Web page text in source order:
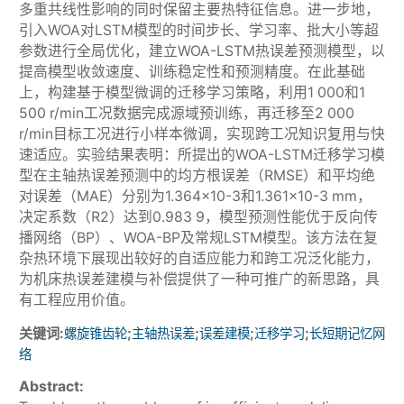
多重共线性影响的同时保留主要热特征信息。进一步地，
引入WOA对LSTM模型的时间步长、学习率、批大小等超
参数进行全局优化，建立WOA-LSTM热误差预测模型，以
提高模型收敛速度、训练稳定性和预测精度。在此基础
上，构建基于模型微调的迁移学习策略，利用1 000和1
500 r/min工况数据完成源域预训练，再迁移至2 000
r/min目标工况进行小样本微调，实现跨工况知识复用与快
速适应。实验结果表明：所提出的WOA-LSTM迁移学习模
型在主轴热误差预测中的均方根误差（RMSE）和平均绝
对误差（MAE）分别为1.364×10-3和1.361×10-3 mm，
决定系数（R2）达到0.983 9，模型预测性能优于反向传
播网络（BP）、WOA-BP及常规LSTM模型。该方法在复
杂热环境下展现出较好的自适应能力和跨工况泛化能力，
为机床热误差建模与补偿提供了一种可推广的新思路，具
有工程应用价值。
关键词:螺旋锥齿轮;主轴热误差;误差建模;迁移学习;长短期记忆网
络
Abstract: